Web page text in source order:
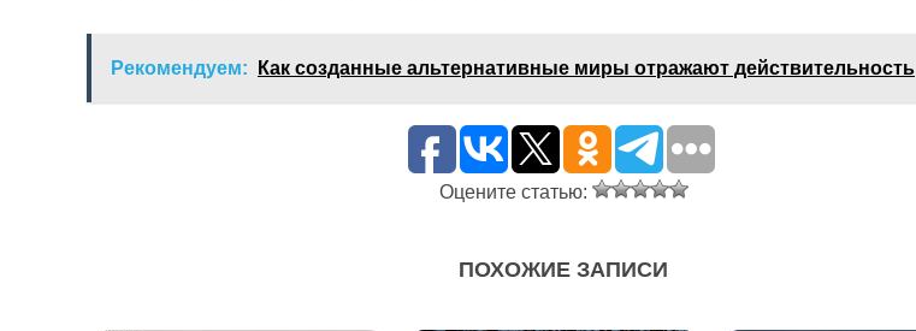
Рекомендуем: Как созданные альтернативные миры отражают действительность
Оцените статью:
ПОХОЖИЕ ЗАПИСИ